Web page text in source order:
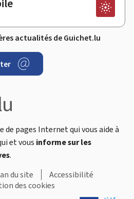
actualités de Guichet.lu
de pages Internet qui vous aide à
et vous informe sur les
.
du site
Accessibilité
des cookies